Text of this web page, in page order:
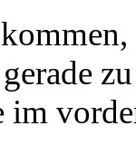
im